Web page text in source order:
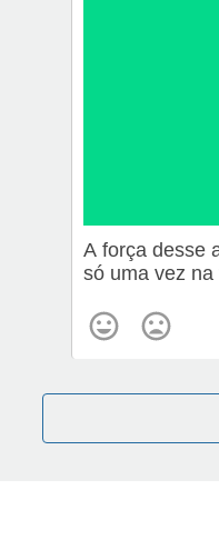
A força desse
só uma vez na